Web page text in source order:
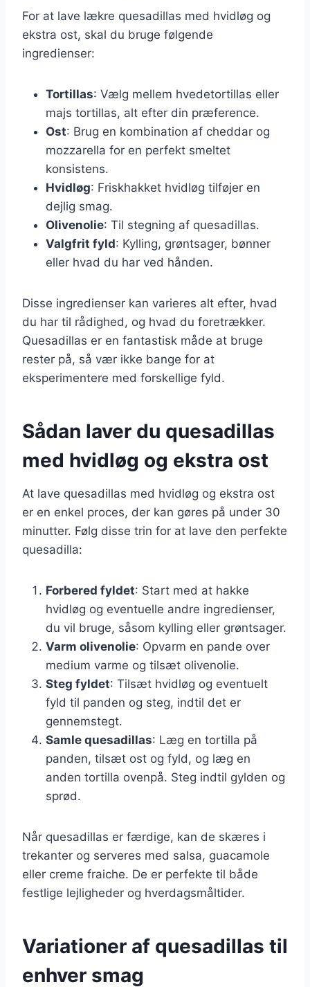
For at lave lækre quesadillas med hvidløg og
ekstra ost, skal du bruge følgende
ingredienser:
Tortillas: Vælg mellem hvedetortillas eller
majs tortillas, alt efter din præference.
Ost: Brug en kombination af cheddar og
mozzarella for en perfekt smeltet
konsistens.
Hvidløg: Friskhakket hvidløg tilføjer en
dejlig smag.
Olivenolie: Til stegning af quesadillas.
Valgfrit fyld: Kylling, grøntsager, bønner
eller hvad du har ved hånden.
Disse ingredienser kan varieres alt efter, hvad
du har til rådighed, og hvad du foretrækker.
Quesadillas er en fantastisk måde at bruge
rester på, så vær ikke bange for at
eksperimentere med forskellige fyld.
Sådan laver du quesadillas
med hvidløg og ekstra ost
At lave quesadillas med hvidløg og ekstra ost
er en enkel proces, der kan gøres på under 30
minutter. Følg disse trin for at lave den perfekte
quesadilla:
Forbered fyldet: Start med at hakke
hvidløg og eventuelle andre ingredienser,
du vil bruge, såsom kylling eller grøntsager.
Varm olivenolie: Opvarm en pande over
medium varme og tilsæt olivenolie.
Steg fyldet: Tilsæt hvidløg og eventuelt
fyld til panden og steg, indtil det er
gennemstegt.
Samle quesadillas: Læg en tortilla på
panden, tilsæt ost og fyld, og læg en
anden tortilla ovenpå. Steg indtil gylden og
sprød.
Når quesadillas er færdige, kan de skæres i
trekanter og serveres med salsa, guacamole
eller creme fraiche. De er perfekte til både
festlige lejligheder og hverdagsmåltider.
Variationer af quesadillas til
enhver smag